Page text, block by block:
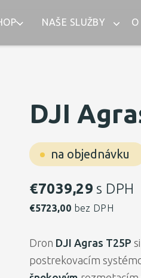
NAŠE SLUŽBY O
DJI
na objednávku
€7039,29 s DPH
€5723,00 bez DPH
Dron DJI Agras T25P
postrekovacím